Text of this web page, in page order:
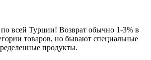
по всей Турции! Возврат обычно 1-3% в
товаров, но бывают специальные
продукты.